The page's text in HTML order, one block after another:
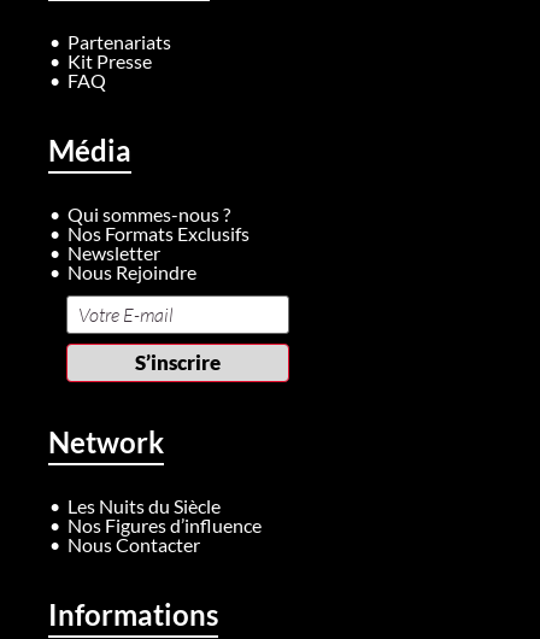
Partenariats
Kit Presse
FAQ
Média
Qui sommes-nous ?
Nos Formats Exclusifs
Newsletter
Nous Rejoindre
Network
Les Nuits du Siècle
Nos Figures d’influence
Nous Contacter
Informations